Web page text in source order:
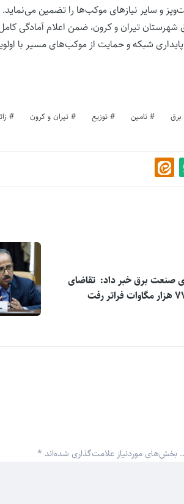
و سایر نیازهای موکب‌ها را تضمین می‌نماید.
تیران و کرون، ضمن اعلام آمادگی کامل
پایداری شبکه و حمایت از موکب‌های مسیر با
برق تامین توزیع تیران و کرون
صنعت برق خبر داد: تقاضای
بخش‌های موردنیاز علامت‌گذاری شده‌اند *